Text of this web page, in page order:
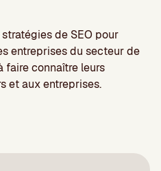
de SEO pour
entreprises du secteur de
faire connaître leurs
et aux entreprises.